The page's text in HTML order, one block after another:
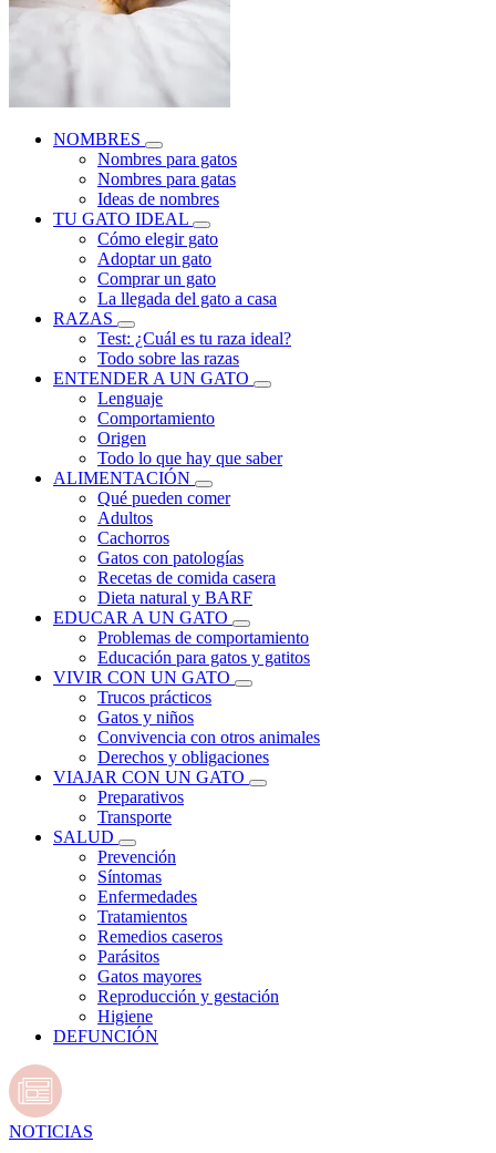
NOMBRES
Nombres para gatos
Nombres para gatas
Ideas de nombres
TU GATO IDEAL
Cómo elegir gato
Adoptar un gato
Comprar un gato
La llegada del gato a casa
RAZAS
Test: ¿Cuál es tu raza ideal?
Todo sobre las razas
ENTENDER A UN GATO
Lenguaje
Comportamiento
Origen
Todo lo que hay que saber
ALIMENTACIÓN
Qué pueden comer
Adultos
Cachorros
Gatos con patologías
Recetas de comida casera
Dieta natural y BARF
EDUCAR A UN GATO
Problemas de comportamiento
Educación para gatos y gatitos
VIVIR CON UN GATO
Trucos prácticos
Gatos y niños
Convivencia con otros animales
Derechos y obligaciones
VIAJAR CON UN GATO
Preparativos
Transporte
SALUD
Prevención
Síntomas
Enfermedades
Tratamientos
Remedios caseros
Parásitos
Gatos mayores
Reproducción y gestación
Higiene
DEFUNCIÓN
NOTICIAS